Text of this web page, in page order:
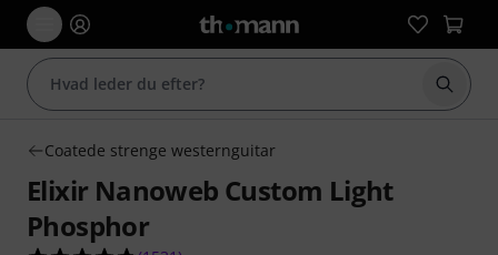
Start
Coatede strenge westernguitar
Elixir Nanoweb Custom Light
Phosphor